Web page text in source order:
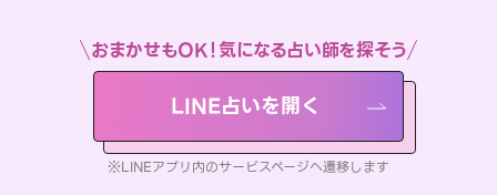
おまかせもOK！気になる占い師を探そう
LINE占いを開く
※LINEアプリ内のサービスページへ遷移します